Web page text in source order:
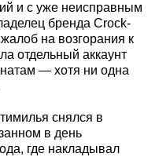
и с уже неисправным
бренда Crock-
на возгорания к
отдельный аккаунт
— хотя ни одна
снялся в
в день
где накладывал